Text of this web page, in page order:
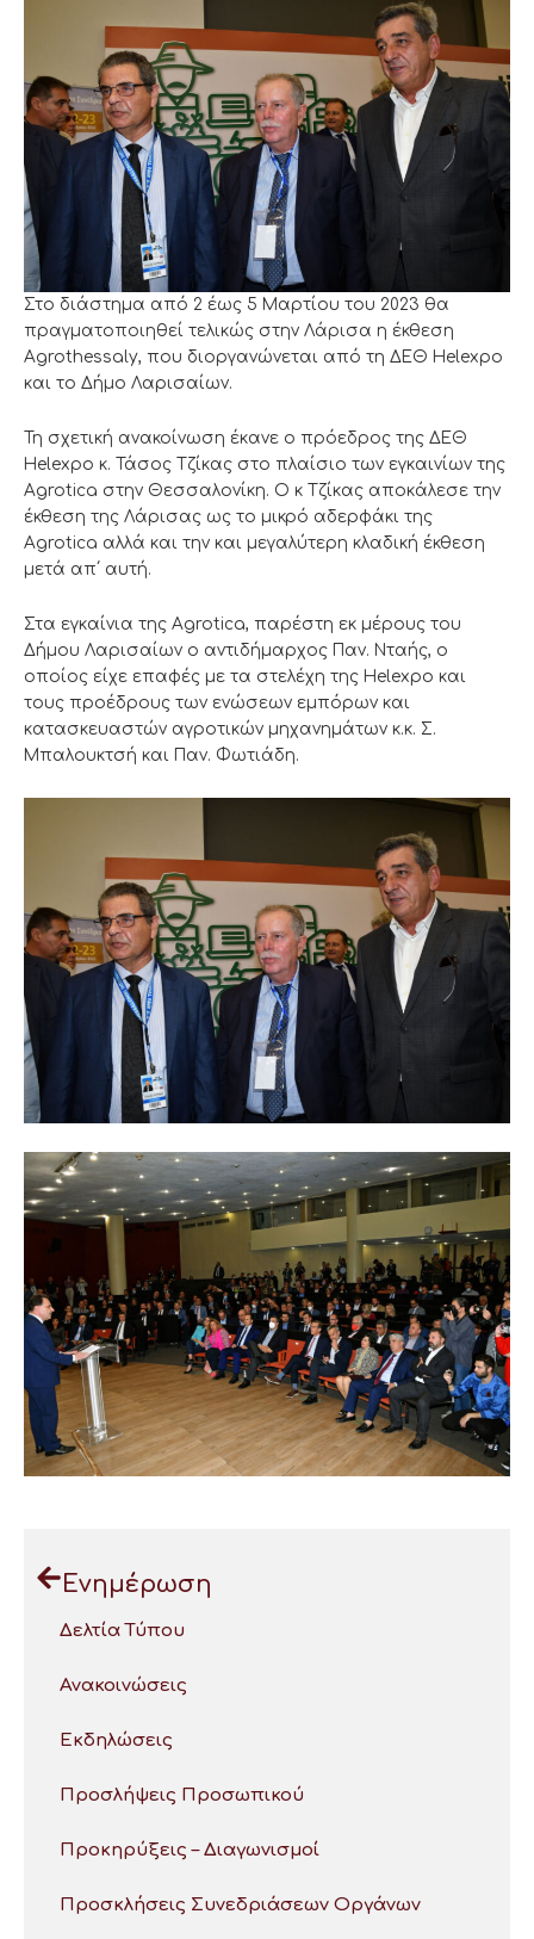
Στο διάστημα από 2 έως 5 Μαρτίου του 2023 θα
πραγματοποιηθεί τελικώς στην Λάρισα η έκθεση
Agrothessaly, που διοργανώνεται από τη ΔΕΘ Helexpo
και το Δήμο Λαρισαίων.
Τη σχετική ανακοίνωση έκανε ο πρόεδρος της ΔΕΘ
Helexpo κ. Τάσος Τζίκας στο πλαίσιο των εγκαινίων της
Agrotica στην Θεσσαλονίκη. Ο κ Τζίκας αποκάλεσε την
έκθεση της Λάρισας ως το μικρό αδερφάκι της
Agrotica αλλά και την και μεγαλύτερη κλαδική έκθεση
μετά απ΄ αυτή.
Στα εγκαίνια της Agrotica, παρέστη εκ μέρους του
Δήμου Λαρισαίων ο αντιδήμαρχος Παν. Νταής, ο
οποίος είχε επαφές με τα στελέχη της Helexpo και
τους προέδρους των ενώσεων εμπόρων και
κατασκευαστών αγροτικών μηχανημάτων κ.κ. Σ.
Μπαλουκτσή και Παν. Φωτιάδη.
Ενημέρωση
Δελτία Τύπου
Ανακοινώσεις
Εκδηλώσεις
Προσλήψεις Προσωπικού
Προκηρύξεις – Διαγωνισμοί
Προσκλήσεις Συνεδριάσεων Οργάνων